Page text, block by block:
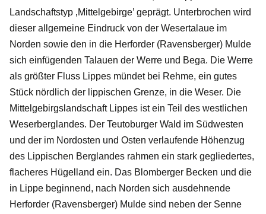
Landschaftstyp ‚Mittelgebirge’ geprägt. Unterbrochen wird
dieser allgemeine Eindruck von der Wesertalaue im
Norden sowie den in die Herforder (Ravensberger) Mulde
sich einfügenden Talauen der Werre und Bega. Die Werre
als größter Fluss Lippes mündet bei Rehme, ein gutes
Stück nördlich der lippischen Grenze, in die Weser. Die
Mittelgebirgslandschaft Lippes ist ein Teil des westlichen
Weserberglandes. Der Teutoburger Wald im Südwesten
und der im Nordosten und Osten verlaufende Höhenzug
des Lippischen Berglandes rahmen ein stark gegliedertes,
flacheres Hügelland ein. Das Blomberger Becken und die
in Lippe beginnend, nach Norden sich ausdehnende
Herforder (Ravensberger) Mulde sind neben der Senne